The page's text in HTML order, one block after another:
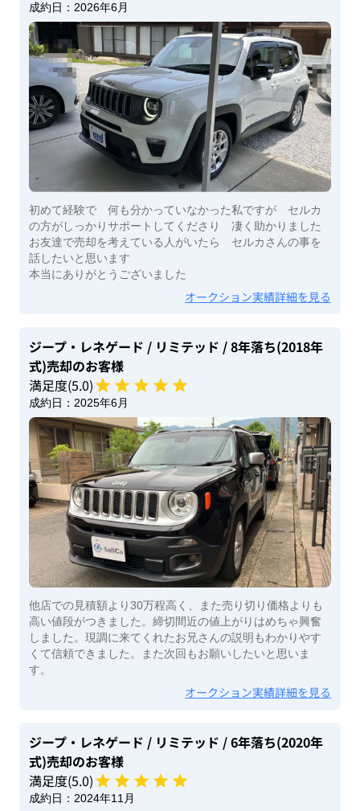
成約日： 2026年6月
初めて経験で 何も分かっていなかった私ですが セルカ
の方がしっかりサポートしてくださり 凄く助かりました
お友達で売却を考えている人がいたら セルカさんの事を
話したいと思います
本当にありがとうございました
オークション実績詳細を見る
ジープ・レネゲード / リミテッド / 8年落ち(2018年
式)売却のお客様
満足度(5.0)
成約日： 2025年6月
他店での見積額より30万程高く、また売り切り価格よりも
高い値段がつきました。締切間近の値上がりはめちゃ興奮
しました。現調に来てくれたお兄さんの説明もわかりやす
くて信頼できました。また次回もお願いしたいと思いま
す。
オークション実績詳細を見る
ジープ・レネゲード / リミテッド / 6年落ち(2020年
式)売却のお客様
満足度(5.0)
成約日： 2024年11月